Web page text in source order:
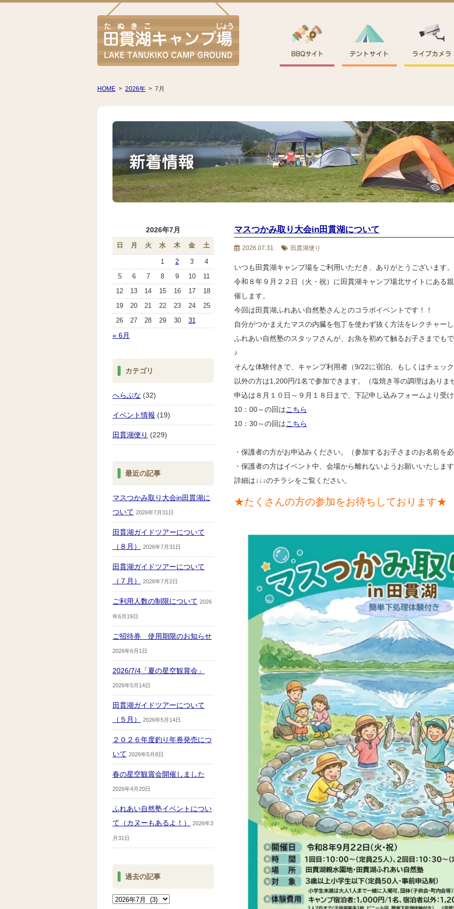
HOME > 2026年 > 7月
マスつかみ取り大会in田貫湖について
2026.07.31 田貫湖便り
いつも田貫湖キャンプ場をご利用いただき、ありがとうございます。
令和８年９月２２日（火・祝）に田貫湖キャンプ場北サイトにある
催します。
今回は田貫湖ふれあい自然塾さんとのコラボイベントです！！
自分がつかまえたマスの内臓を包丁を使わず抜く方法をレクチャー
ふれあい自然塾のスタッフさんが、お魚を初めて触るお子さまでも
♪
そんな体験付きで、キャンプ利用者（9/22に宿泊、もしくはチェッ
以外の方は1,200円/1名で参加できます。（塩焼き等の調理はありま
申込は８月１０日～９月１８日まで、下記申し込みフォームより受
10：00～の回はこちら
10：30～の回はこちら
・保護者の方がお申込みください。（参加するお子さまのお名前を
・保護者の方はイベント中、会場から離れないようお願いいたしま
詳細は↓↓↓のチラシをご覧ください。
★たくさんの方の参加をお待ちしております★
2026年7月
日 月 火 水 木 金 土
1 2 3
4
5
6 7 8 9 10
11
12
13 14 15 16 17
18
19
20 21 22 23 24
25
26
27 28 29 30 31
« 6月
カテゴリ
へらぶな (32)
イベント情報 (19)
田貫湖便り (229)
最近の記事
マスつかみ取り大会in田貫湖に
ついて 2026年7月31日
田貫湖ガイドツアーについて
（８月）
2026年7月31日
田貫湖ガイドツアーについて
（７月）
2026年7月2日
ご利用人数の制限について 2026
年6月19日
ご招待券 使用期限のお知らせ
2026年6月1日
2026/7/4「夏の星空観賞会」
2026年5月14日
田貫湖ガイドツアーについて
（５月）
2026年5月14日
２０２６年度釣り年券発売につ
いて 2026年5月8日
春の星空観賞会開催しました
2026年4月20日
ふれあい自然塾イベントについ
て（カヌーもあるよ！）
2026年3
月31日
過去の記事
過